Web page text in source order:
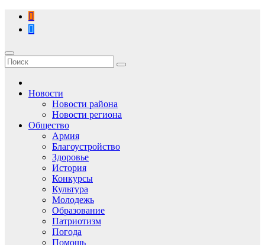
Перейти
содержимому
Новости
Новости района
Новости региона
Общество
Армия
Благоустройство
Здоровье
История
Конкурсы
Культура
Молодежь
Образование
Патриотизм
Погода
Помощь